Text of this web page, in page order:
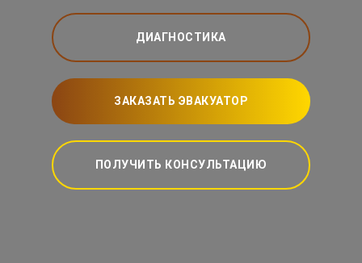
ДИАГНОСТИКА
ЗАКАЗАТЬ ЭВАКУАТОР
ПОЛУЧИТЬ КОНСУЛЬТАЦИЮ